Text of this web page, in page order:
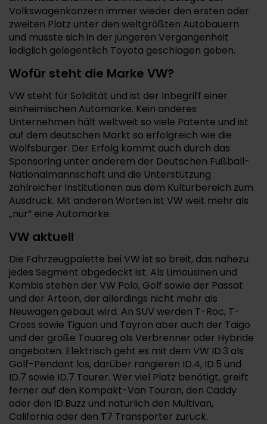
Volkswagenkonzern immer wieder den ersten oder
zweiten Platz unter den weltgrößten Autobauern
und musste sich in der jüngeren Vergangenheit
lediglich gelegentlich Toyota geschlagen geben.
Wofür steht die Marke VW?
VW steht für Solidität und ist der Inbegriff einer
einheimischen Automarke. Kein anderes
Unternehmen hält weltweit so viele Patente und ist
auf dem deutschen Markt so erfolgreich wie die
Wolfsburger. Der Erfolg kommt auch durch das
Sponsoring unter anderem der Deutschen Fußball-
Nationalmannschaft und die Unterstützung
zahlreicher Institutionen aus dem Kulturbereich zum
Ausdruck. Mit anderen Worten ist VW weit mehr als
„nur“ eine Automarke.
VW aktuell
Die Fahrzeugpalette bei VW ist so breit, das nahezu
jedes Segment abgedeckt ist. Als Limousinen und
Kombis stehen der VW Polo, Golf sowie der Passat
und der Arteon, der allerdings nicht mehr als
Neuwagen gebaut wird. An SUV werden T-Roc, T-
Cross sowie Tiguan und Tayron aber auch der Taigo
und der große Touareg als Verbrenner oder Hybride
angeboten. Elektrisch geht es mit dem VW ID.3 als
Golf-Pendant los, darüber rangieren ID.4, ID.5 und
ID.7 sowie ID.7 Tourer. Wer viel Platz benötigt, greift
ferner auf den Kompakt-Van Touran, den Caddy
oder den ID.Buzz und natürlich den Multivan,
California oder den T7 Transporter zurück.